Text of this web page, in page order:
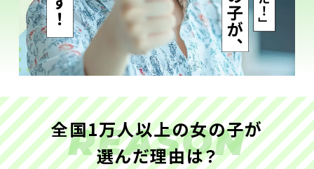
全国1万人以上の女の子が
選んだ理由は？
REASON